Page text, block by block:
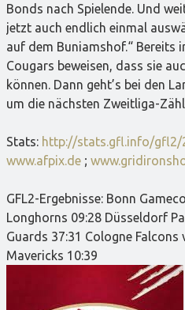
Bonds nach Spielende. Und
jetzt auch endlich einmal
auf dem Buniamshof.“ Bereits
Cougars beweisen, dass sie
können. Dann geht’s bei den
um die nächsten Zweitliga-
Stats: http://stats.gfl.info/gfl2/
www.afpix.de ;
GFL2-Ergebnisse: Bonn
Longhorns 09:28 Düsseldorf
Guards 37:31 Cologne Falcons
Mavericks 10:39